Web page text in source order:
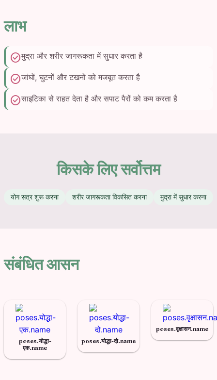
लाभ
check_circleमुद्रा और शरीर जागरूकता में सुधार करता है
check_circleजांघों, घुटनों और टखनों को मजबूत करता है
check_circleसाइटिका से राहत देता है और सपाट पैरों को कम करता है
किसके लिए सर्वोत्तम
योग सत्र शुरू करना शरीर जागरूकता विकसित करना मुद्रा में सुधार करना
संबंधित आसन
poses.योद्धा-
एक.name
poses.योद्धा-दो.name
poses.वृक्षासन.name